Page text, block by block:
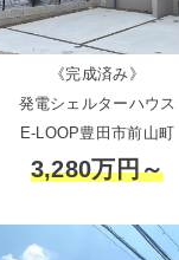
《完成済み》
発電シェルターハウス
E-LOOP豊田市前山町
3,280万円～